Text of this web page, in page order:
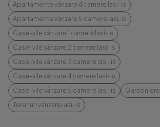
Apartamente vânzare 4 camere Iasi-is
Apartamente vânzare 5 camere Iasi-is
Case-vile vânzare 1 cameră Iasi-is
Case-vile vânzare 2 camere Iasi-is
Case-vile vânzare 3 camere Iasi-is
Case-vile vânzare 4 camere Iasi-is
Case-vile vânzare 5 camere Iasi-is
Terenuri vânzare Iasi-is